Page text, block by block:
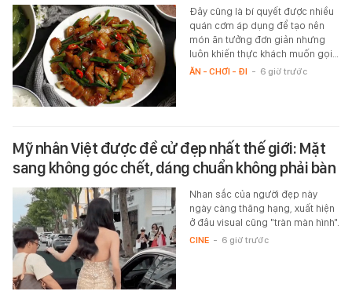
Đây cũng là bí quyết được nhiều
quán cơm áp dụng để tạo nên
món ăn tưởng đơn giản nhưng
luôn khiến thực khách muốn gọi…
ĂN - CHƠI - ĐI - 6 giờ trước
Mỹ nhân Việt được đề cử đẹp nhất thế giới: Mặt
sang không góc chết, dáng chuẩn không phải bàn
Nhan sắc của người đẹp này
ngày càng thăng hạng, xuất hiện
ở đâu visual cũng "tràn màn hình".
CINE - 6 giờ trước